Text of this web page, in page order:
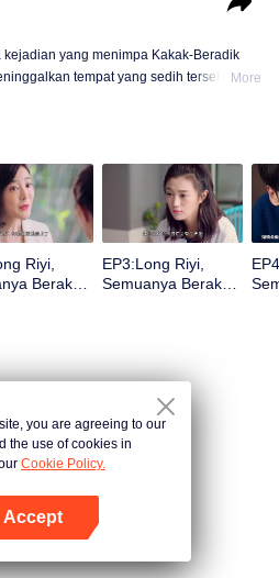
yang menimpa Kakak-Beradik
tempat yang sedih tersebut.
ia bayangkan. Setelah kembali dari
terangan menantang Long Riyi
tahta keluarga Long. Kemudian,
Yangyang disekitarnya. Kehidupan penuh
dimulai.
More
Riyi,
Berakhir
EP3:Long Riyi,
Semuanya Berakhir
Semuanya Berakhir
atau Bukan
you are agreeing to our
the use of cookies in
Cookie Policy.
Accept